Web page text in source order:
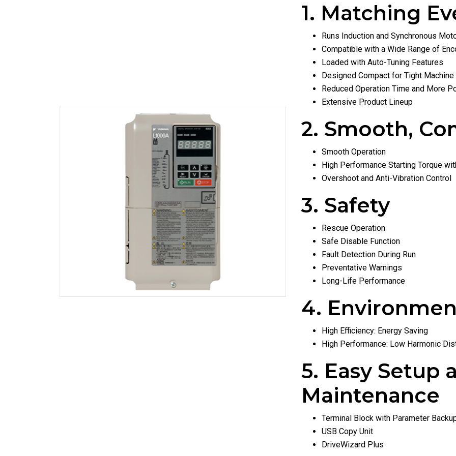
1. Matching
Runs Induction and Synchronous
Compatible with a Wide Range of
Loaded with Auto-Tuning Features
Designed Compact for Tight Machine
Reduced Operation Time and More
Extensive Product Lineup
2. Smooth,
Smooth Operation
High Performance Starting Torque
Overshoot and Anti-Vibration Control
3. Safety
Rescue Operation
Safe Disable Function
Fault Detection During Run
Preventative Warnings
Long-Life Performance
4.
High Efficiency: Energy Saving
High Performance: Low Harmonic
5. Easy Setup
Maintenance
Terminal Block with Parameter
USB Copy Unit
DriveWizard Plus